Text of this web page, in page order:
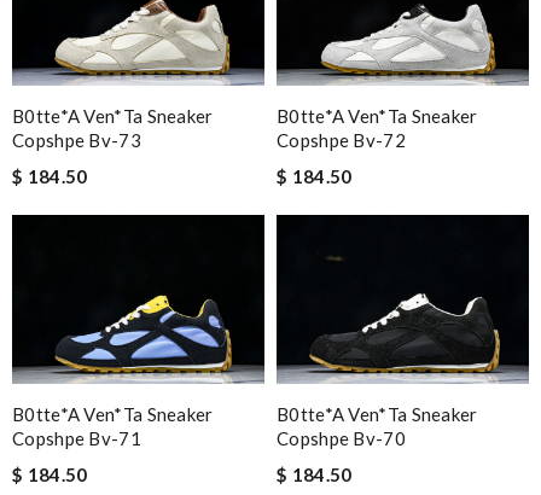
B0tte*a Ven*ta Sneaker
Copshpe Bv-73
$ 184.50
B0tte*a Ven*ta Sneaker
Copshpe Bv-72
$ 184.50
B0tte*a Ven*ta Sneaker
Copshpe Bv-71
$ 184.50
B0tte*a Ven*ta Sneaker
Copshpe Bv-70
$ 184.50